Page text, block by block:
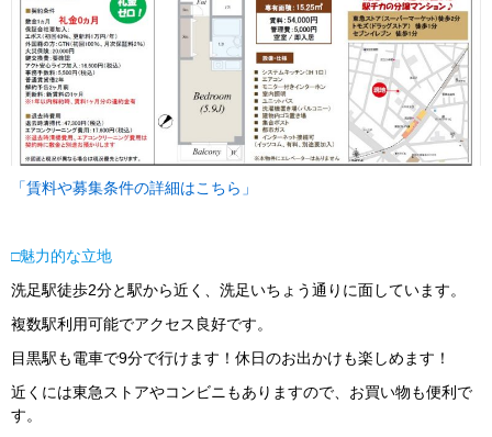
「賃料や募集条件の詳細はこちら」
□魅力的な立地
洗足駅徒歩2分と駅から近く、洗足いちょう通りに面しています。
複数駅利用可能でアクセス良好です。
目黒駅も電車で9分で行けます！休日のお出かけも楽しめます！
近くには東急ストアやコンビニもありますので、お買い物も便利で
す。